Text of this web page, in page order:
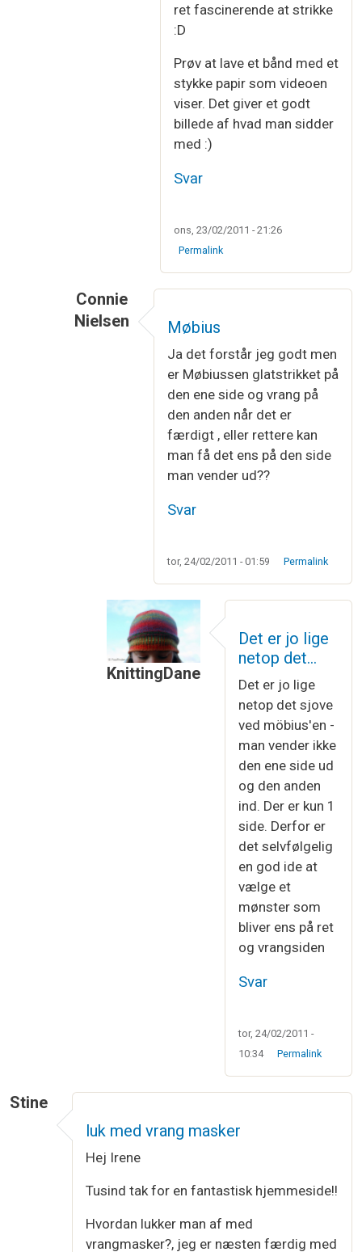
ret fascinerende at strikke
:D
Prøv at lave et bånd med et
stykke papir som videoen
viser. Det giver et godt
billede af hvad man sidder
med :)
Svar
ons, 23/02/2011 - 21:26
Permalink
Connie
Nielsen
Møbius
Ja det forstår jeg godt men
er Møbiussen glatstrikket på
den ene side og vrang på
den anden når det er
færdigt , eller rettere kan
man få det ens på den side
man vender ud??
Svar
tor, 24/02/2011 - 01:59 Permalink
KnittingDane
afConnie Nielsen
Det er jo lige
netop det…
Det er jo lige
netop det sjove
ved möbius'en -
man vender ikke
den ene side ud
og den anden
ind. Der er kun 1
side. Derfor er
det selvfølgelig
en god ide at
vælge et
mønster som
bliver ens på ret
og vrangsiden
Svar
tor, 24/02/2011 -
10:34
Permalink
Stine
luk med vrang masker
Hej Irene
Tusind tak for en fantastisk hjemmeside!!
Hvordan lukker man af med
vrangmasker?, jeg er næsten færdig med